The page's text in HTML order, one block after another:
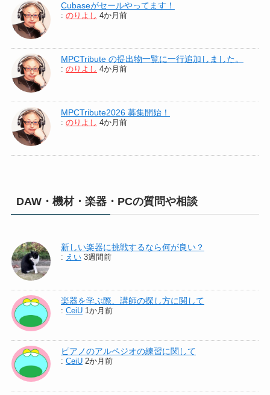
Cubaseがセールやってます！
: のりよし 4か月前
MPCTribute の提出物一覧に一行追加しました。
: のりよし 4か月前
MPCTribute2026 募集開始！
: のりよし 4か月前
DAW・機材・楽器・PCの質問や相談
新しい楽器に挑戦するなら何が良い？
: えい 3週間前
楽器を学ぶ際、講師の探し方に関して
: CeiU 1か月前
ピアノのアルペジオの練習に関して
: CeiU 2か月前